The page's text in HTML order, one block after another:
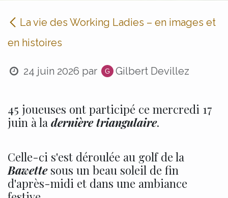
La vie des Working Ladies – en images et
en histoires
24 juin 2026 par Gilbert Devillez
45 joueuses ont participé ce mercredi 17
juin à la dernière triangulaire.
Celle-ci s'est déroulée au golf de la
Bawette sous un beau soleil de fin
d'après-midi et dans une ambiance